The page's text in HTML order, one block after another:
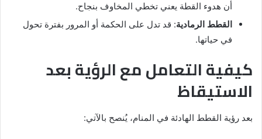
أن هدوء القطة يعني تخطي المخاوف بنجاح.
القطط الرمادية: قد تدل على الحكمة أو المرور بفترة تحول
في حياتها.
كيفية التعامل مع الرؤية بعد
الاستيقاظ
بعد رؤية القطط الهادئة في المنام، يُنصح بالآتي: